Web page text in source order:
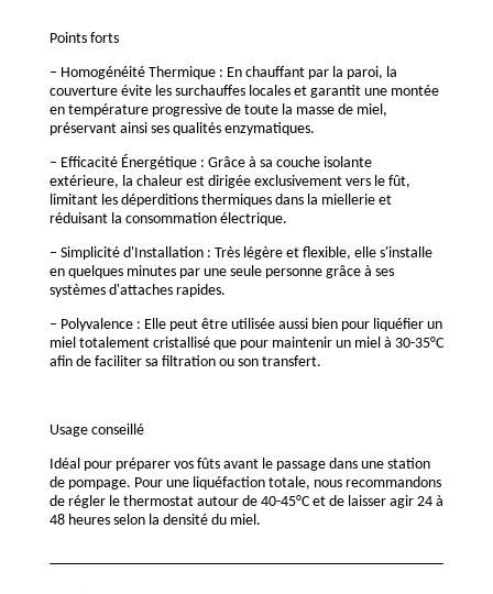
Points forts
– Homogénéité Thermique : En chauffant par la paroi, la
couverture évite les surchauffes locales et garantit une montée
en température progressive de toute la masse de miel,
préservant ainsi ses qualités enzymatiques.
– Efficacité Énergétique : Grâce à sa couche isolante
extérieure, la chaleur est dirigée exclusivement vers le fût,
limitant les déperditions thermiques dans la miellerie et
réduisant la consommation électrique.
– Simplicité d'Installation : Très légère et flexible, elle s'installe
en quelques minutes par une seule personne grâce à ses
systèmes d'attaches rapides.
– Polyvalence : Elle peut être utilisée aussi bien pour liquéfier un
miel totalement cristallisé que pour maintenir un miel à 30-35°C
afin de faciliter sa filtration ou son transfert.
Usage conseillé
Idéal pour préparer vos fûts avant le passage dans une station
de pompage. Pour une liquéfaction totale, nous recommandons
de régler le thermostat autour de 40-45°C et de laisser agir 24 à
48 heures selon la densité du miel.